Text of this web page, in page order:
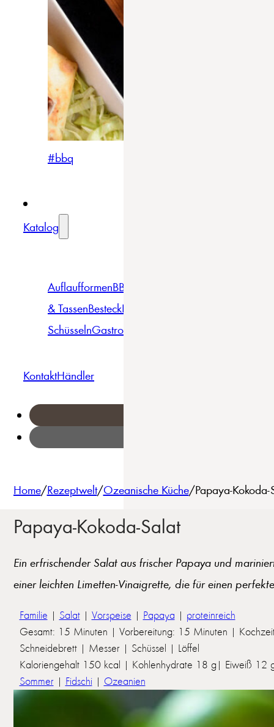
#bbq
Katalog
AuflaufformenBBQ
& TassenBesteckBowls &
SchüsselnGastro
KontaktHändler
Home/Rezeptwelt/Ozeanische Küche/Papaya-
Papaya-Kokoda-Salat
Ein erfrischender Salat aus frischer Papaya und
einer leichten Limetten-Vinaigrette, die für einen
Familie | Salat| Vorspeise | Papaya | proteinreich
Gesamt: 15 Minuten | Vorbereitung: 15 Minuten |
Schneidebrett | Messer | Schüssel | Löffel
Kaloriengehalt 150 kcal | Kohlenhydrate 18 g| Eiweiß 12
Sommer| Fidschi| Ozeanien